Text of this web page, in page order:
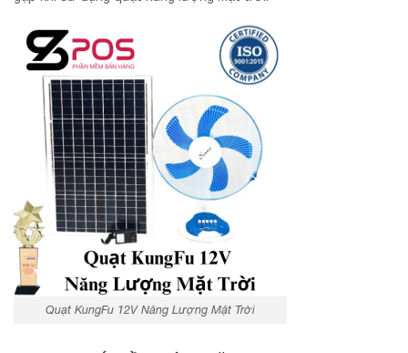
Quạt KungFu 12V Năng Lượng Mặt Trời